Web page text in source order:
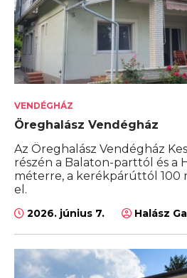
VENDÉGHÁZ
Öreghalász Vendégház
Az Öreghalász Vendégház
részén a Balaton-parttól és a
méterre, a kerékpárúttól 100
el.
2026. június 7. Halász